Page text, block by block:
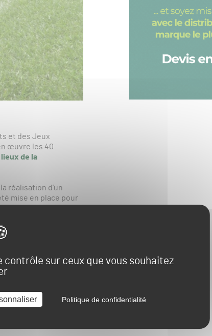
contrôle sur ceux que vous souhaitez
Politique de confidentialité
et des Jeux
œuvre les 40
de la
réalisation d’un
mise en place pour
plusieurs moyennes
:
du club résident + 86
chauffage urbain)
a été mise